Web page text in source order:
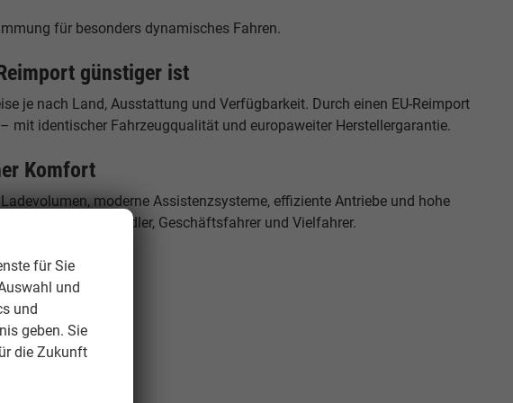
für besonders dynamisches Fahren.
günstiger ist
je nach Land, Ausstattung und Verfügbarkeit. Durch einen EU-Reimport
mit identischer Fahrzeugqualität und europaweiter Herstellergarantie.
Komfort
moderne Assistenzsysteme, effiziente Antriebe und hohe
für Familien, Pendler, Geschäftsfahrer und Vielfahrer.
für Sie
und
und
geben. Sie
die Zukunft